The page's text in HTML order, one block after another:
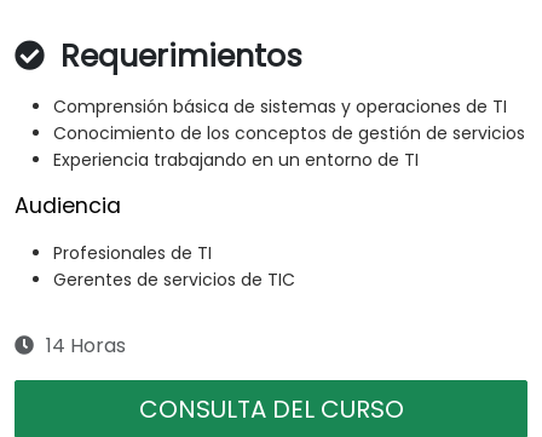
Requerimientos
Comprensión básica de sistemas y operaciones de TI
Conocimiento de los conceptos de gestión de servicios
Experiencia trabajando en un entorno de TI
Audiencia
Profesionales de TI
Gerentes de servicios de TIC
14 Horas
CONSULTA DEL CURSO